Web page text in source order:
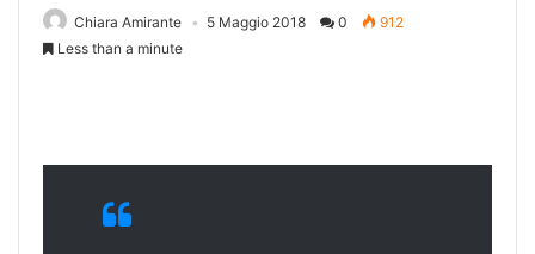
Chiara Amirante 5 Maggio 2018 0
912
Less than a minute